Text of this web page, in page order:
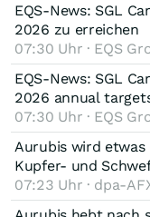
EQS-News: SGL
2026 zu erreichen
07:30 Uhr · EQS
EQS-News: SGL
2026 annual
07:30 Uhr · EQS
Aurubis wird
Kupfer- und
07:23 Uhr · dpa-